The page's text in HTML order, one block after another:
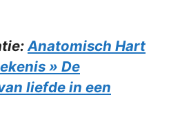
Anatomisch Hart
» De
liefde in een